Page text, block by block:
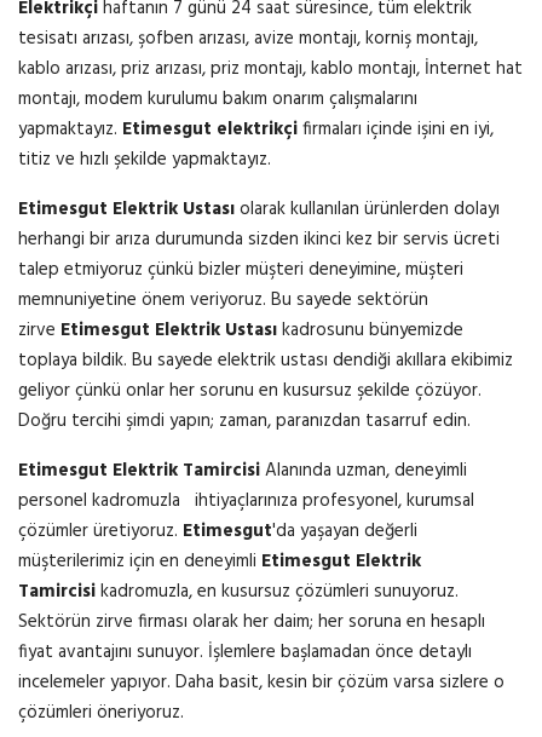
Elektrikçihaftanın 7 günü 24 saat süresince, tüm elektrik
tesisatı arızası, şofben arızası, avize montajı, korniş montajı,
kablo arızası, priz arızası, priz montajı, kablo montajı, İnternet hat
montajı, modem kurulumu bakım onarım çalışmalarını
yapmaktayız. Etimesgut elektrikçifirmaları içinde işini en iyi,
titiz ve hızlı şekilde yapmaktayız.
Etimesgut Elektrik Ustasıolarak kullanılan ürünlerden dolayı
herhangi bir arıza durumunda sizden ikinci kez bir servis ücreti
talep etmiyoruz çünkü bizler müşteri deneyimine, müşteri
memnuniyetine önem veriyoruz. Bu sayede sektörün
zirve Etimesgut Elektrik Ustasıkadrosunu bünyemizde
toplaya bildik. Bu sayede elektrik ustası dendiği akıllara ekibimiz
geliyor çünkü onlar her sorunu en kusursuz şekilde çözüyor.
Doğru tercihi şimdi yapın; zaman, paranızdan tasarruf edin.
Etimesgut Elektrik TamircisiAlanında uzman, deneyimli
personel kadromuzla ihtiyaçlarınıza profesyonel, kurumsal
çözümler üretiyoruz. Etimesgut'da yaşayan değerli
müşterilerimiz için en deneyimli Etimesgut Elektrik
Tamircisikadromuzla, en kusursuz çözümleri sunuyoruz.
Sektörün zirve firması olarak her daim; her soruna en hesaplı
fiyat avantajını sunuyor. İşlemlere başlamadan önce detaylı
incelemeler yapıyor. Daha basit, kesin bir çözüm varsa sizlere o
çözümleri öneriyoruz.